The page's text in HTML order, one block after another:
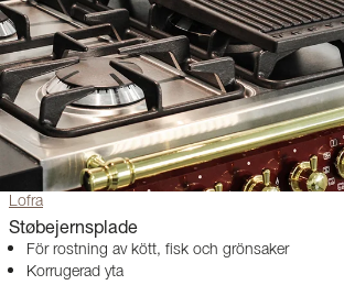
Lofra
Støbejernsplade
För rostning av kött, fisk och grönsaker
Korrugerad yta